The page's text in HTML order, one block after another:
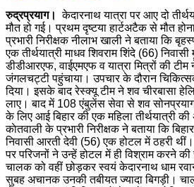
रुद्रप्रयाग। केदारनाथ यात्रा पर आए दो
मौत हो गई। प्रथम दृष्टया हार्टअटैक से मौत
प्रभारी निरीक्षक नीलाभ खाली ने बताया कि
एक तीर्थयात्री माधव शिवराम शिंदे (66)
डीडीआरएफ, वाईएमएफ व यात्रा मित्रों की टीम
जंगलचट्टी पहुंचाया। उपचार के दौरान
दिया। इसके बाद रेस्क्यू टीम ने शव चीरबासा
लाए। बाद में 108 एंबुलेंस सेवा से शव सोनप्रयाग
के लिए आई बिहार की एक महिला तीर्थयात्री
काेतवाली के प्रभारी निरीक्षक ने बताया कि
निवासी आरती देवी (56) एक होटल में ठहरी
पर परिजनों ने उन्हें होटल में ही विश्राम करने
चालक को वहीं छोड़कर स्वयं केदारनाथ धाम
सुबह अचानक उनकी तबीयत ज्यादा बिगड़ी।